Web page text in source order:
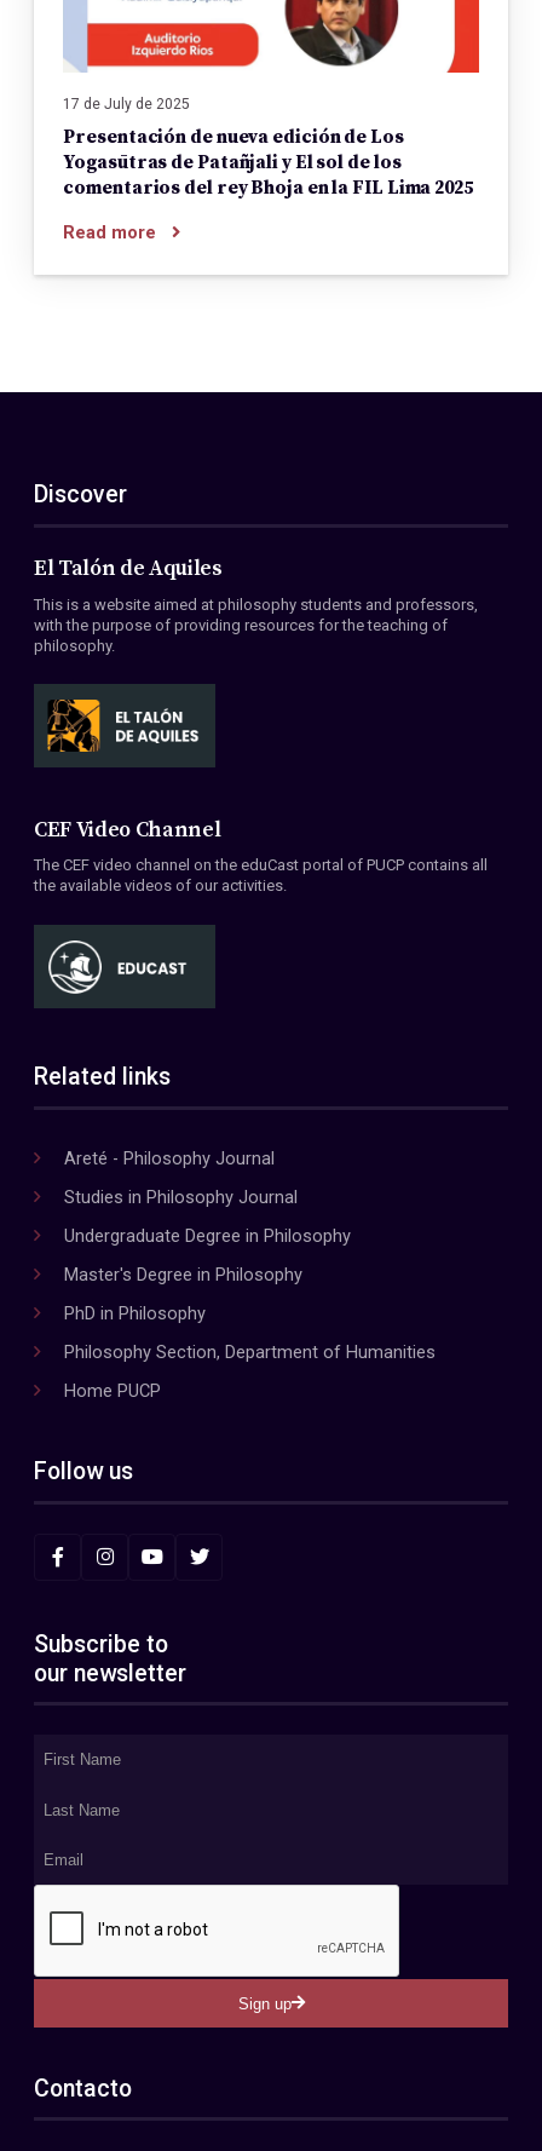
17 de July de 2025
Presentación de nueva edición de Los
Yogasūtras de Patañjali y El sol de los
comentarios del rey Bhoja en la FIL Lima 2025
Read more
Discover
El Talón de Aquiles
This is a website aimed at philosophy students and professors,
with the purpose of providing resources for the teaching of
philosophy.
CEF Video Channel
The CEF video channel on the eduCast portal of PUCP contains all
the available videos of our activities.
Related links
Areté - Philosophy Journal
Studies in Philosophy Journal
Undergraduate Degree in Philosophy
Master's Degree in Philosophy
PhD in Philosophy
Philosophy Section, Department of Humanities
Home PUCP
Follow us
Subscribe to
our newsletter
Sign up
Contacto